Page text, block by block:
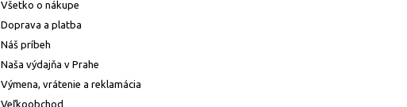
Všetko o nákupe
Doprava a platba
Náš príbeh
Naša výdajňa v Prahe
Výmena, vrátenie a reklamácia
Veľkoobchod